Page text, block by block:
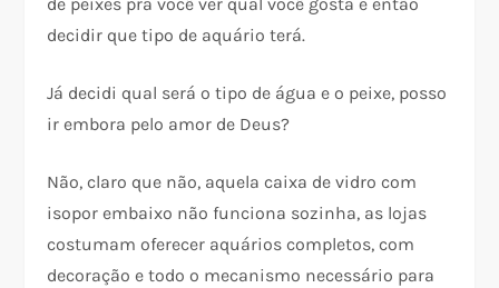
decidir que tipo de aquário terá.
Já decidi qual será o tipo de água e o peixe, posso
ir embora pelo amor de Deus?
Não, claro que não, aquela caixa de vidro com
isopor embaixo não funciona sozinha, as lojas
costumam oferecer aquários completos, com
decoração e todo o mecanismo necessário para